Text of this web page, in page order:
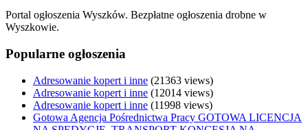
Portal ogłoszenia Wyszków. Bezpłatne ogłoszenia drobne w
Wyszkowie.
Popularne ogłoszenia
Adresowanie kopert i inne (21363 views)
Adresowanie kopert i inne (12014 views)
Adresowanie kopert i inne (11998 views)
Gotowa Agencja Pośrednictwa Pracy GOTOWA LICENCJA